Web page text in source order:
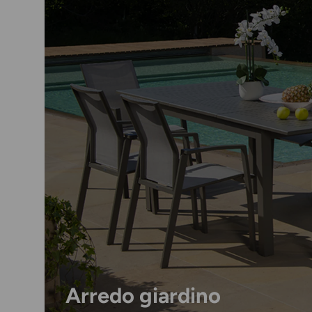
Arredo giardino